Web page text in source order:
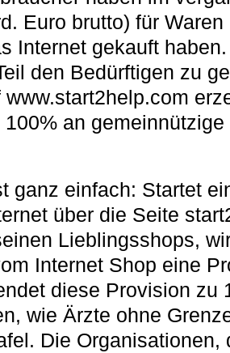
Euro brutto) für
Internet gekauft
den Bedürftigen zu
an
ganz einfach: Startet
über die Seite
Lieblingsshops,
Internet Shop eine
diese Provision zu
wie Ärzte ohne
Die Organisationen,